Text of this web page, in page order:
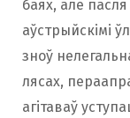
баях, але
аўстрыйскімі
зноў
лясах,
агітаваў